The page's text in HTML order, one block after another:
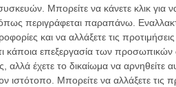
Μπορείτε να κάνετε κλικ για
περιγράφεται παραπάνω.
και να αλλάξετε τις
κάποια επεξεργασία των προσωπικών
αλλά έχετε το δικαίωμα να αρνηθείτε
ιστότοπο. Μπορείτε να αλλάξετε